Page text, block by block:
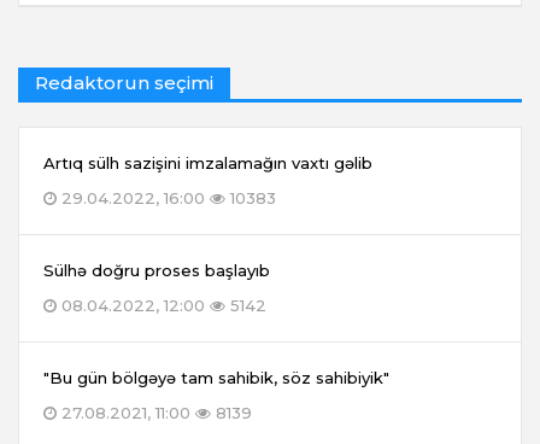
Redaktorun seçimi
Artıq sülh sazişini imzalamağın vaxtı gəlib
29.04.2022, 16:00
10383
Sülhə doğru proses başlayıb
08.04.2022, 12:00
5142
"Bu gün bölgəyə tam sahibik, söz sahibiyik"
27.08.2021, 11:00
8139